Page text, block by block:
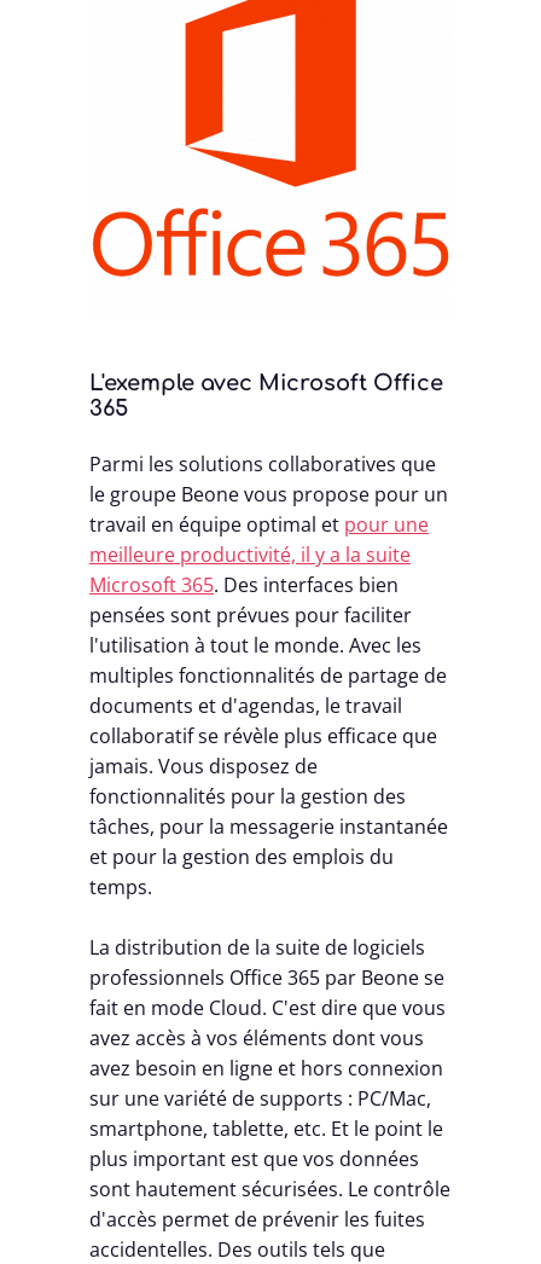
L'exemple avec Microsoft Office
365
Parmi les solutions collaboratives que
le groupe Beone vous propose pour un
travail en équipe optimal et pour une
meilleure productivité, il y a la suite
Microsoft 365. Des interfaces bien
pensées sont prévues pour faciliter
l'utilisation à tout le monde. Avec les
multiples fonctionnalités de partage de
documents et d'agendas, le travail
collaboratif se révèle plus efficace que
jamais. Vous disposez de
fonctionnalités pour la gestion des
tâches, pour la messagerie instantanée
et pour la gestion des emplois du
temps.
La distribution de la suite de logiciels
professionnels Office 365 par Beone se
fait en mode Cloud. C'est dire que vous
avez accès à vos éléments dont vous
avez besoin en ligne et hors connexion
sur une variété de supports : PC/Mac,
smartphone, tablette, etc. Et le point le
plus important est que vos données
sont hautement sécurisées. Le contrôle
d'accès permet de prévenir les fuites
accidentelles. Des outils tels que